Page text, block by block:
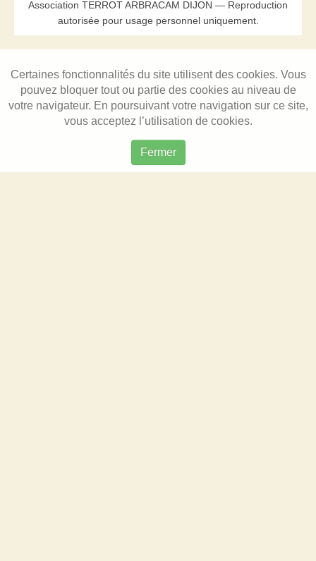
Association TERROT ARBRACAM DIJON — Reproduction
autorisée pour usage personnel uniquement.
Certaines fonctionnalités du site utilisent des cookies. Vous
pouvez bloquer tout ou partie des cookies au niveau de
votre navigateur. En poursuivant votre navigation sur ce site,
vous acceptez l’utilisation de cookies.
Fermer